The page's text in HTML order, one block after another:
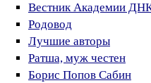
Вестник Академии
Родовод
Лучшие авторы
Ратша, муж честен
Борис Попов Сабин